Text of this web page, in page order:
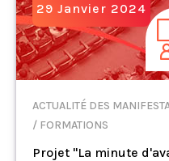
29 Janvier 2024
ACTUALITÉ DES
/ FORMATIONS
Projet "La minute